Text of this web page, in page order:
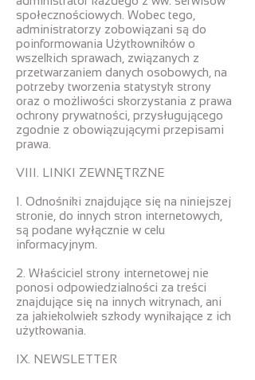
społecznościowych. Wobec tego,
administratorzy zobowiązani są do
poinformowania Użytkowników o
wszelkich sprawach, związanych z
przetwarzaniem danych osobowych, na
potrzeby tworzenia statystyk strony
oraz o możliwości skorzystania z prawa
ochrony prywatności, przysługującego
zgodnie z obowiązującymi przepisami
prawa.
VIII. LINKI ZEWNĘTRZNE
1. Odnośniki znajdujące się na niniejszej
stronie, do innych stron internetowych,
są podane wyłącznie w celu
informacyjnym.
2. Właściciel strony internetowej nie
ponosi odpowiedzialności za treści
znajdujące się na innych witrynach, ani
za jakiekolwiek szkody wynikające z ich
użytkowania.
IX. NEWSLETTER